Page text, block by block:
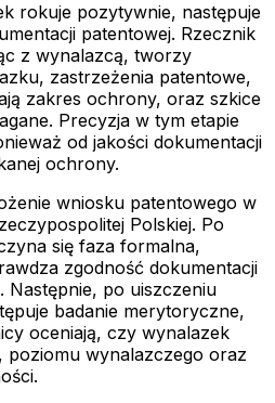
rokuje pozytywnie, następuje
patentowej. Rzecznik
z wynalazcą, tworzy
zastrzeżenia patentowe,
zakres ochrony, oraz szkice
Precyzja w tym etapie
od jakości dokumentacji
ochrony.
wniosku patentowego w
Polskiej. Po
się faza formalna,
zgodność dokumentacji
Następnie, po uiszczeniu
badanie merytoryczne,
oceniają, czy wynalazek
poziomu wynalazczego oraz